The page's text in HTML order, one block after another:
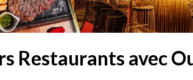
Restaurants avec